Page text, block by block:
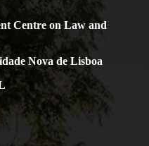
Centre on Law and
Nova de Lisboa